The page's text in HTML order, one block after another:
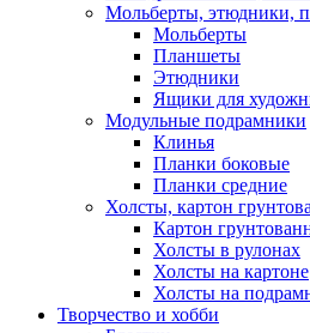
Мольберты, этюдники,
Мольберты
Планшеты
Этюдники
Ящики для
Модульные подрамники
Клинья
Планки боковые
Планки средние
Холсты, картон
Картон
Холсты в рулонах
Холсты на картоне
Холсты на
Творчество и хобби